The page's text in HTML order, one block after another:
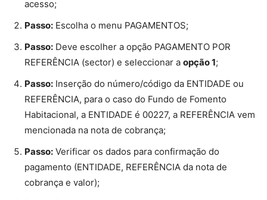
acesso;
Passo: Escolha o menu PAGAMENTOS;
Passo: Deve escolher a opção PAGAMENTO POR
REFERÊNCIA (sector) e seleccionar a opção 1;
Passo: Inserção do número/código da ENTIDADE ou
REFERÊNCIA, para o caso do Fundo de Fomento
Habitacional, a ENTIDADE é 00227, a REFERÊNCIA vem
mencionada na nota de cobrança;
Passo: Verificar os dados para confirmação do
pagamento (ENTIDADE, REFERÊNCIA da nota de
cobrança e valor);